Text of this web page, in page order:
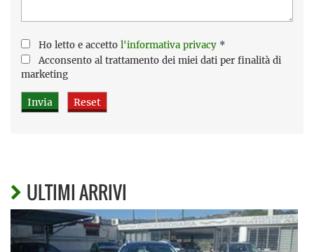
Ho letto e accetto l'informativa privacy *
Acconsento al trattamento dei miei dati per finalità di
marketing
ULTIMI ARRIVI